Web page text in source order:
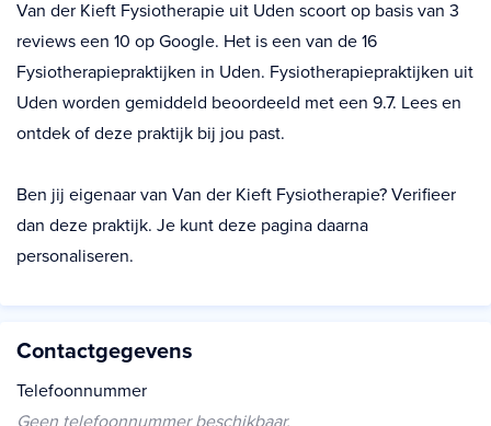
Van der Kieft Fysiotherapie uit Uden scoort op basis van 3
reviews een 10 op Google. Het is een van de 16
Fysiotherapiepraktijken in Uden. Fysiotherapiepraktijken uit
Uden worden gemiddeld beoordeeld met een 9.7. Lees en
ontdek of deze praktijk bij jou past.
Ben jij eigenaar van Van der Kieft Fysiotherapie? Verifieer
dan deze praktijk. Je kunt deze pagina daarna
personaliseren.
Contactgegevens
Telefoonnummer
Geen telefoonnummer beschikbaar.